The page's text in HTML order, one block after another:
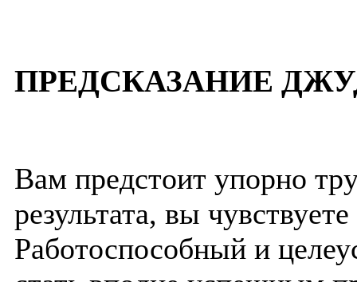
ПРЕДСКАЗАНИЕ
Вам предстоит упорно
результата, вы
Работоспособный и